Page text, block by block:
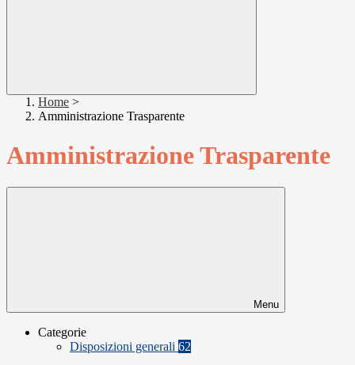
Home >
Amministrazione Trasparente
Amministrazione Trasparente
Menu
Categorie
Disposizioni generali 62